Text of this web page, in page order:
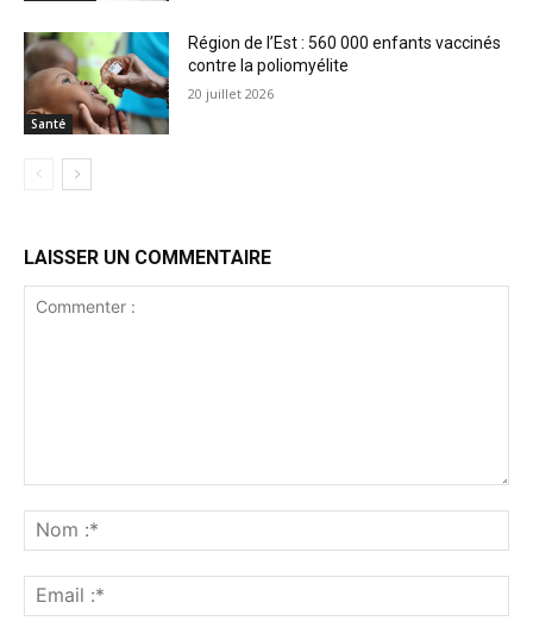
Santé
Région de l’Est : 560 000 enfants vaccinés
contre la poliomyélite
20 juillet 2026
LAISSER UN COMMENTAIRE
:*
:*